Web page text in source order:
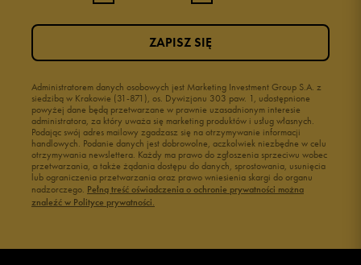
Administratorem danych osobowych jest Marketing Investment Group S.A. z
siedzibą w Krakowie (31-871), os. Dywizjonu 303 paw. 1, udostępnione
powyżej dane będą przetwarzane w prawnie uzasadnionym interesie
administratora, za który uważa się marketing produktów i usług własnych.
Podając swój adres mailowy zgadzasz się na otrzymywanie informacji
handlowych. Podanie danych jest dobrowolne, aczkolwiek niezbędne w celu
otrzymywania newslettera. Każdy ma prawo do zgłoszenia sprzeciwu wobec
przetwarzania, a także żądania dostępu do danych, sprostowania, usunięcia
lub ograniczenia przetwarzania oraz prawo wniesienia skargi do organu
nadzorczego. Pełną treść oświadczenia o ochronie prywatności można
znaleźć w Polityce prywatności.
ZAPISZ SIĘ